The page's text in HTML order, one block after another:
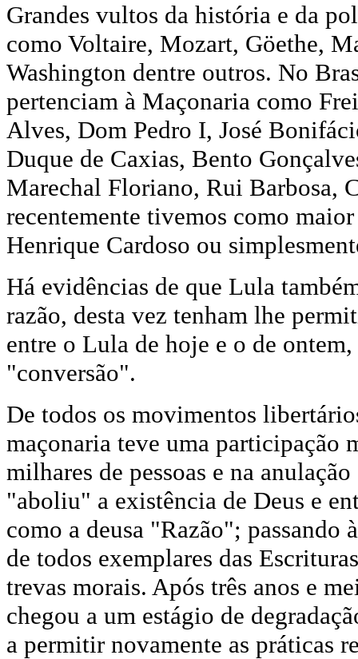
Grandes vultos da história e da
como Voltaire, Mozart, Göethe,
Washington dentre outros. No
pertenciam à Maçonaria como
Alves, Dom Pedro I, José
Duque de Caxias, Bento
Marechal Floriano, Rui Barbosa,
recentemente tivemos como
Henrique Cardoso ou
Há evidências de que Lula
razão, desta vez tenham lhe
entre o Lula de hoje e o de
"conversão".
De todos os movimentos
maçonaria teve uma participação
milhares de pessoas e na
"aboliu" a existência de Deus e
como a deusa "Razão"; passando
de todos exemplares das
trevas morais. Após três anos e
chegou a um estágio de
a permitir novamente as práticas